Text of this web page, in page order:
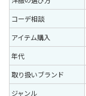
コーデ相談
アイテム購入
年代
取り扱いブランド
ジャンル